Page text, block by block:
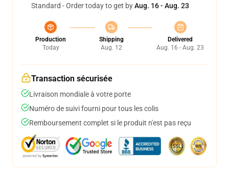
Standard - Order today to get byAug. 16 - Aug. 23
Production
Today
Shipping
Aug. 12
Delivered
Aug. 16 - Aug. 23
Transaction sécurisée
Livraison mondiale à votre porte
Numéro de suivi fourni pour tous les colis
Remboursement complet si le produit n'est pas reçu